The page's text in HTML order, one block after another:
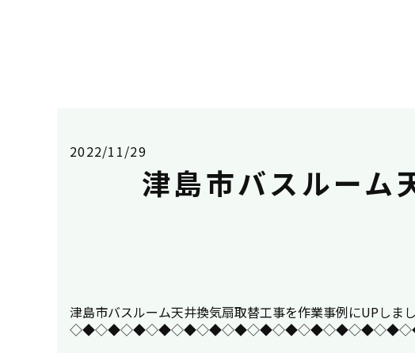
2022/11/29
津島市バスルーム
津島市バスルーム天井換気扇取替工事を作業事例にUPし